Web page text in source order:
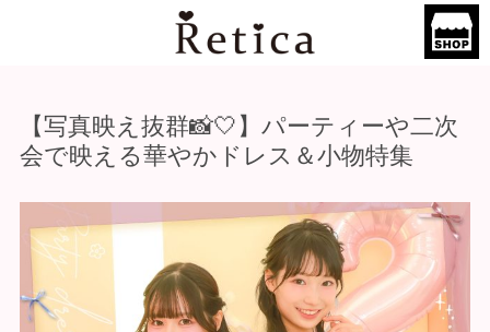
【写真映え抜群📸🤍】パーティーや二次
会で映える華やかドレス＆小物特集